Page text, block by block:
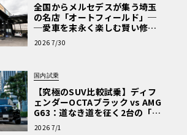
全国からメルセデスが集う埼玉
の名店「オートフィールド」─
─愛車を末永く楽しむ賢い修理
術と、プロがフックス製オイル
を選ぶ理由〈PR〉
2026 7/30
国内試乗
【究極のSUV比較試乗】ディフ
ェンダーOCTAブラック vs AMG
G63：道なき道を征く2台の「対
極的アプローチ」
2026 7/1